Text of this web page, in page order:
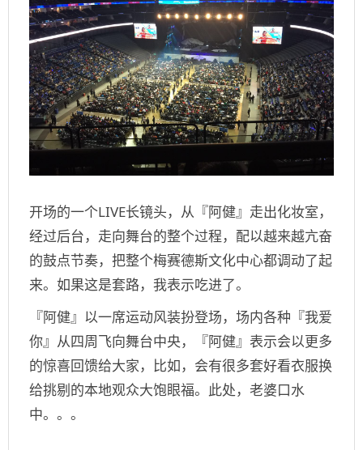
开场的一个LIVE长镜头，从『阿健』走出化妆室，
经过后台，走向舞台的整个过程，配以越来越亢奋
的鼓点节奏，把整个梅赛德斯文化中心都调动了起
来。如果这是套路，我表示吃进了。
『阿健』以一席运动风装扮登场，场内各种『我爱
你』从四周飞向舞台中央，『阿健』表示会以更多
的惊喜回馈给大家，比如，会有很多套好看衣服换
给挑剔的本地观众大饱眼福。此处，老婆口水
中。。。